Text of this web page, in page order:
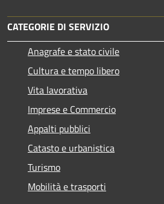
CATEGORIE DI SERVIZIO
Anagrafe e stato civile
Cultura e tempo libero
Vita lavorativa
Imprese e Commercio
Appalti pubblici
Catasto e urbanistica
Turismo
Mobilità e trasporti